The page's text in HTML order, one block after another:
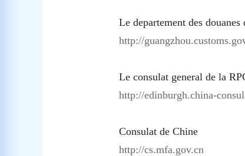
Le departement des
http://
Le consulat general de la
http://edinburgh.china-
Consulat de Chine
http://cs.mfa.gov.cn